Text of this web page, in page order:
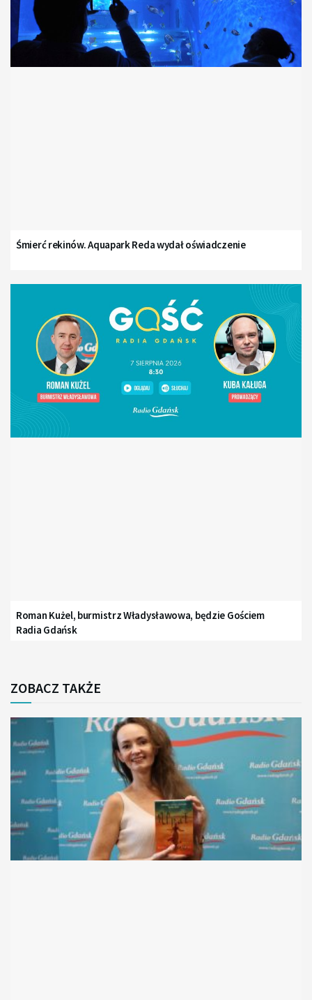
Śmierć rekinów. Aquapark Reda wydał oświadczenie
Roman Kużel, burmistrz Władysławowa, będzie Gościem
Radia Gdańsk
ZOBACZ TAKŻE